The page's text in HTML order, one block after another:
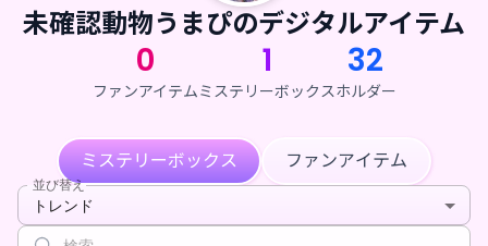
未確認動物うまぴのデジタルアイテム
0
ファンアイテム
1
ミステリーボックス
32
ホルダー
ミステリーボックス ファンアイテム
並び替え
トレンド